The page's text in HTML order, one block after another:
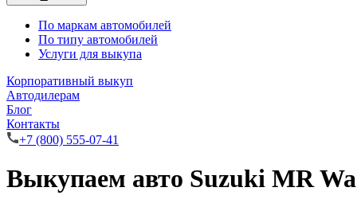
По маркам автомобилей
По типу автомобилей
Услуги для выкупа
Корпоративный выкуп
Автодилерам
Блог
Контакты
+7 (800) 555-07-41
Выкупаем авто Suzuki MR